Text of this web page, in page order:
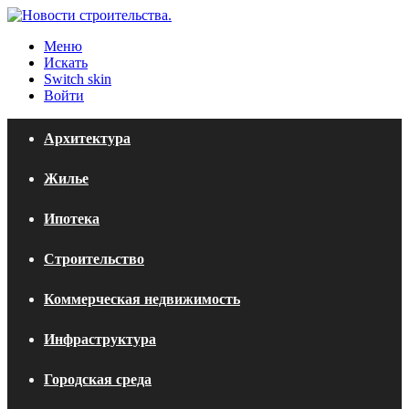
Меню
Искать
Switch skin
Войти
Архитектура
Жилье
Ипотека
Строительство
Коммерческая недвижимость
Инфраструктура
Городская среда